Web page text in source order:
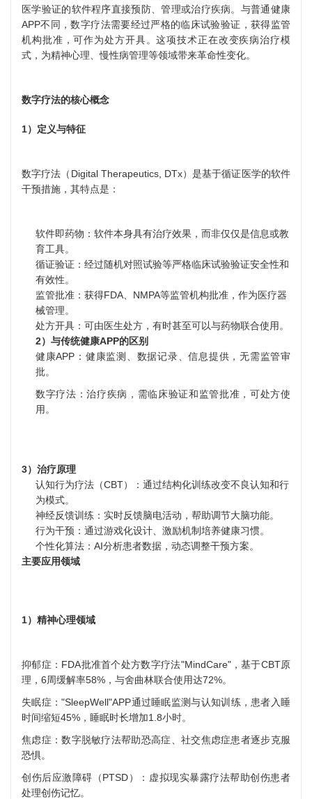
医学验证的软件程序直接预防、管理或治疗疾病。与普通健康
APP不同，数字疗法需要经过严格的临床试验验证，获得监管
机构批准，可作为处方开具。这项技术正在改变疾病治疗模
式，为精神心理、慢性病管理等领域带来革命性变化。
数字疗法的核心概念
1）定义与特征
数字疗法（Digital Therapeutics, DTx）是基于循证医学的软件
干预措施，其特点是：
软件即药物：软件本身具有治疗效果，而非仅仅是信息或教
育工具。
循证验证：经过随机对照试验等严格临床试验验证安全性和
有效性。
监管批准：获得FDA、NMPA等监管机构批准，作为医疗器
械管理。
处方开具：可由医生处方，有时甚至可以与药物联合使用。
2）与传统健康APP的区别
健康APP：健康监测、数据记录、信息提供，无需监管审
批。
数字疗法：治疗疾病，需临床验证和监管批准，可处方使
用。
3）治疗原理
认知行为疗法（CBT）：通过结构化训练改变不良认知和行
为模式。
神经反馈训练 ：实时反馈脑电活动，帮助调节大脑功能。
行为干预：通过游戏化设计、激励机制培养健康习惯。
个性化算法：AI分析患者数据，动态调整干预方案。
主要应用领域
1）精神心理领域
抑郁症：FDA批准首个处方数字疗法"MindCare"，基于CBT原
理，6周缓解率58%，与舍曲林联合使用达72%。
失眠症："SleepWell"APP通过睡眠监测与认知训练，患者入睡
时间缩短45%，睡眠时长增加1.8小时。
焦虑症：数字脱敏疗法帮助恐高症、社交焦虑症患者逐步克服
恐惧。
创伤后应激障碍 （PTSD）：虚拟现实暴露疗法帮助创伤患者
处理创伤记忆。